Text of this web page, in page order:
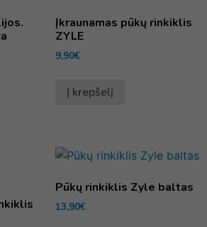
Įkraunamas pūkų rinkiklis
ZYLE
9,90€
Į krepšelį
Pūkų rinkiklis Zyle baltas
13,90€